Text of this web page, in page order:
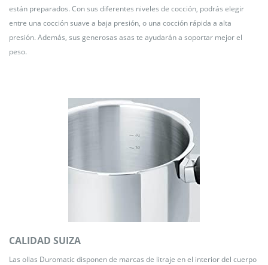
están preparados. Con sus diferentes niveles de cocción, podrás elegir
entre una cocción suave a baja presión, o una cocción rápida a alta
presión. Además, sus generosas asas te ayudarán a soportar mejor el
peso.
CALIDAD SUIZA
Las ollas Duromatic disponen de marcas de litraje en el interior del cuerpo